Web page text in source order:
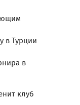
в Турции
в
клуб